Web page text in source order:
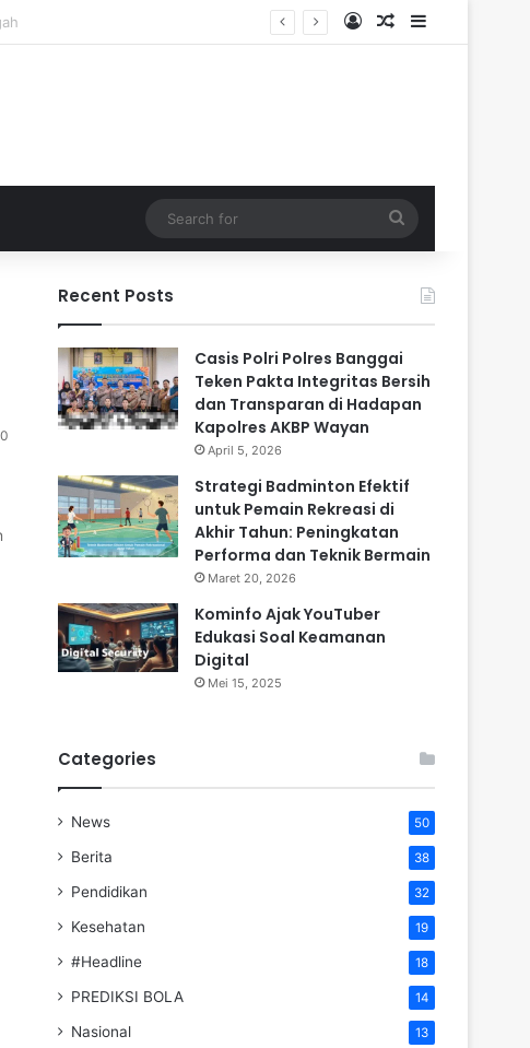
Log InRandom Article
Sidebar
for
Recent Posts
Casis Polri Polres Banggai
Teken Pakta Integritas Bersih
dan Transparan di Hadapan
Kapolres AKBP Wayan
April 5, 2026
Strategi Badminton Efektif
untuk Pemain Rekreasi di
Akhir Tahun: Peningkatan
Performa dan Teknik Bermain
Maret 20, 2026
Kominfo Ajak YouTuber
Edukasi Soal Keamanan
Digital
Mei 15, 2025
Categories
News 50
Berita 38
Pendidikan 32
Kesehatan 19
#Headline 18
PREDIKSI BOLA 14
Nasional 13